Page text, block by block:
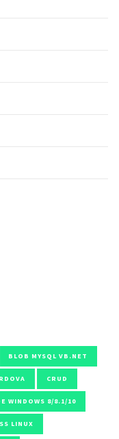
BLOB MYSQL VB.NET
CRUD
WINDOWS 8/8.1/10
LINUX